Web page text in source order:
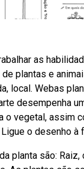
as
plantas e
local. Webas
desempenha
o vegetal, assim
o desenho à
planta são: Raiz,